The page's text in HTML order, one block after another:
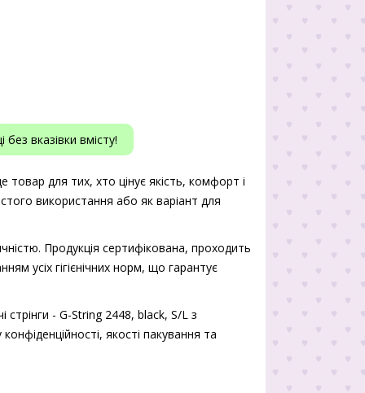
вказівки вмісту!
товар для тих, хто цінує якість, комфорт і
використання або як варіант для
Продукція сертифікована, проходить
усіх гігієнічних норм, що гарантує
- G-String 2448, black, S/L з
якості пакування та